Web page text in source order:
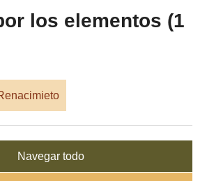
los elementos (1
Navegar todo